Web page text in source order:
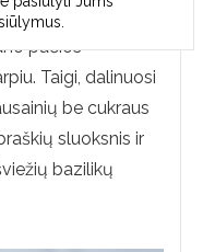
kalorijų
pačios
Taigi, dalinuosi
be cukraus
sluoksnis ir
bazilikų